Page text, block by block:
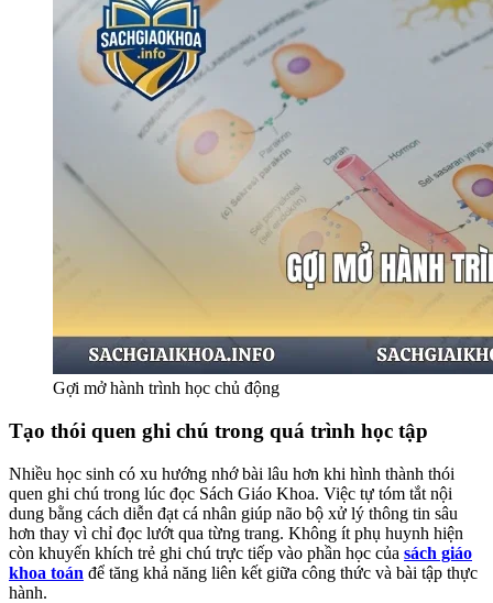
Gợi mở hành trình học chủ động
Tạo thói quen ghi chú trong quá trình học tập
Nhiều học sinh có xu hướng nhớ bài lâu hơn khi hình thành thói
quen ghi chú trong lúc đọc Sách Giáo Khoa. Việc tự tóm tắt nội
dung bằng cách diễn đạt cá nhân giúp não bộ xử lý thông tin sâu
hơn thay vì chỉ đọc lướt qua từng trang. Không ít phụ huynh hiện
còn khuyến khích trẻ ghi chú trực tiếp vào phần học của sách giáo
khoa toán để tăng khả năng liên kết giữa công thức và bài tập thực
hành.